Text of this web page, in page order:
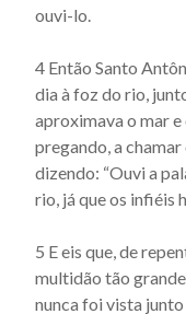
Actus beati
Actus beati
Actus beati
Actus beati
Actus beati
Actus beati
Actus beati
ouvi-lo.
4 Então Santo
dia à foz do rio,
aproximava o mar
pregando, a chamar
dizendo: “Ouvi a
rio, já que os infiéis
5 E eis que, de
multidão tão
nunca foi vista